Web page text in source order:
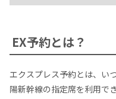
EX予約とは？
エクスプレス予約とは、い
陽新幹線の指定席を利用で